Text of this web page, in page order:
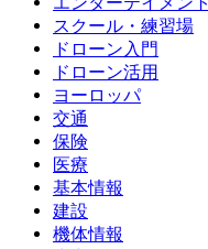
スクール・練習場
ドローン入門
ドローン活用
ヨーロッパ
交通
保険
医療
基本情報
建設
機体情報